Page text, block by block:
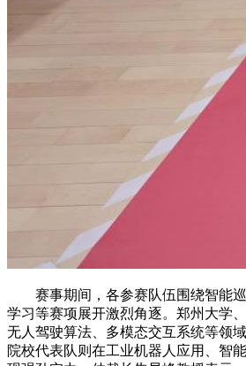
赛事期间，各参赛队伍围绕智能
学习等赛项展开激烈角逐。郑州大学
无人驾驶算法、多模态交互系统等领
院校代表队则在工业机器人应用、智